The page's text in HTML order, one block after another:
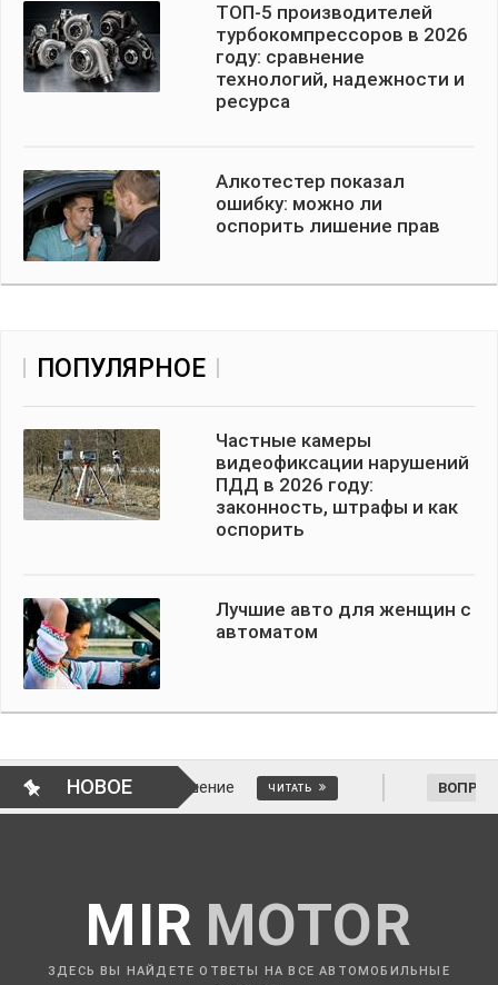
ТОП-5 производителей
турбокомпрессоров в 2026
году: сравнение
технологий, надежности и
ресурса
Алкотестер показал
ошибку: можно ли
оспорить лишение прав
ПОПУЛЯРНОЕ
Частные камеры
видеофиксации нарушений
ПДД в 2026 году:
законность, штрафы и как
оспорить
Лучшие авто для женщин с
автоматом
НОВОЕ
решение ЧИТАТЬ ВОПРОСЫ
MIR MOTOR
ЗДЕСЬ ВЫ НАЙДЕТЕ ОТВЕТЫ НА ВСЕ АВТОМОБИЛЬНЫЕ